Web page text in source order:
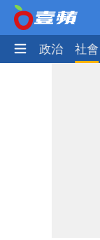
生活 政治 社會
以色